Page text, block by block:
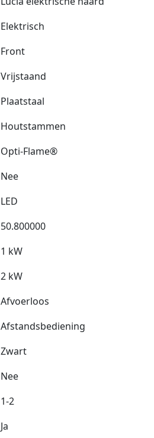
Elektrisch
Front
Vrijstaand
Plaatstaal
Houtstammen
Opti-Flame®
Nee
LED
50.800000
1 kW
2 kW
Afvoerloos
Afstandsbediening
Zwart
Nee
1-2
Ja